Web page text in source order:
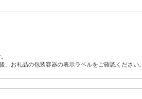
お礼品の包装容器の表示ラベルをご確認ください。